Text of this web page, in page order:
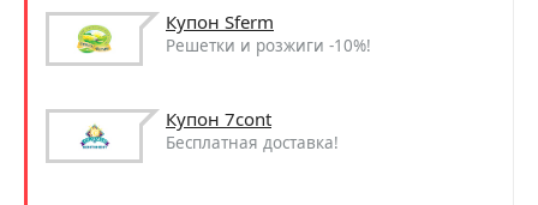
Купон Sferm
Решетки и розжиги -10%!
Купон 7cont
Бесплатная доставка!